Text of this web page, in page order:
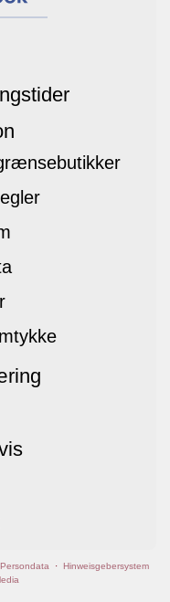
Persondata · Hinweisgebersystem